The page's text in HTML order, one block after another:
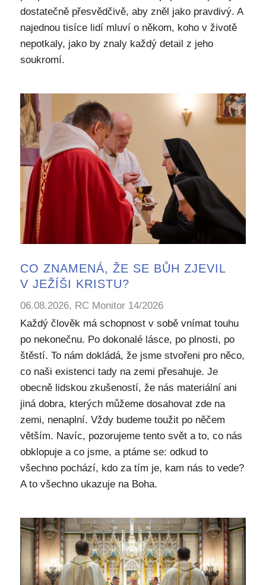
dostatečně přesvědčivě, aby zněl jako pravdivý. A
najednou tisíce lidí mluví o někom, koho v životě
nepotkaly, jako by znaly každý detail z jeho
soukromí.
CO ZNAMENÁ, ŽE SE BŮH ZJEVIL
V JEŽÍŠI KRISTU?
06.08.2026, RC Monitor 14/2026
Každý člověk má schopnost v sobě vnímat touhu
po nekonečnu. Po dokonalé lásce, po plnosti, po
štěstí. To nám dokládá, že jsme stvořeni pro něco,
co naši existenci tady na zemi přesahuje. Je
obecně lidskou zkušeností, že nás materiální ani
jiná dobra, kterých můžeme dosahovat zde na
zemi, nenaplní. Vždy budeme toužit po něčem
větším. Navíc, pozorujeme tento svět a to, co nás
obklopuje a co jsme, a ptáme se: odkud to
všechno pochází, kdo za tím je, kam nás to vede?
A to všechno ukazuje na Boha.